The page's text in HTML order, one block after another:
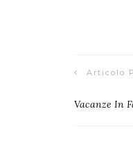
Articolo
Vacanze In